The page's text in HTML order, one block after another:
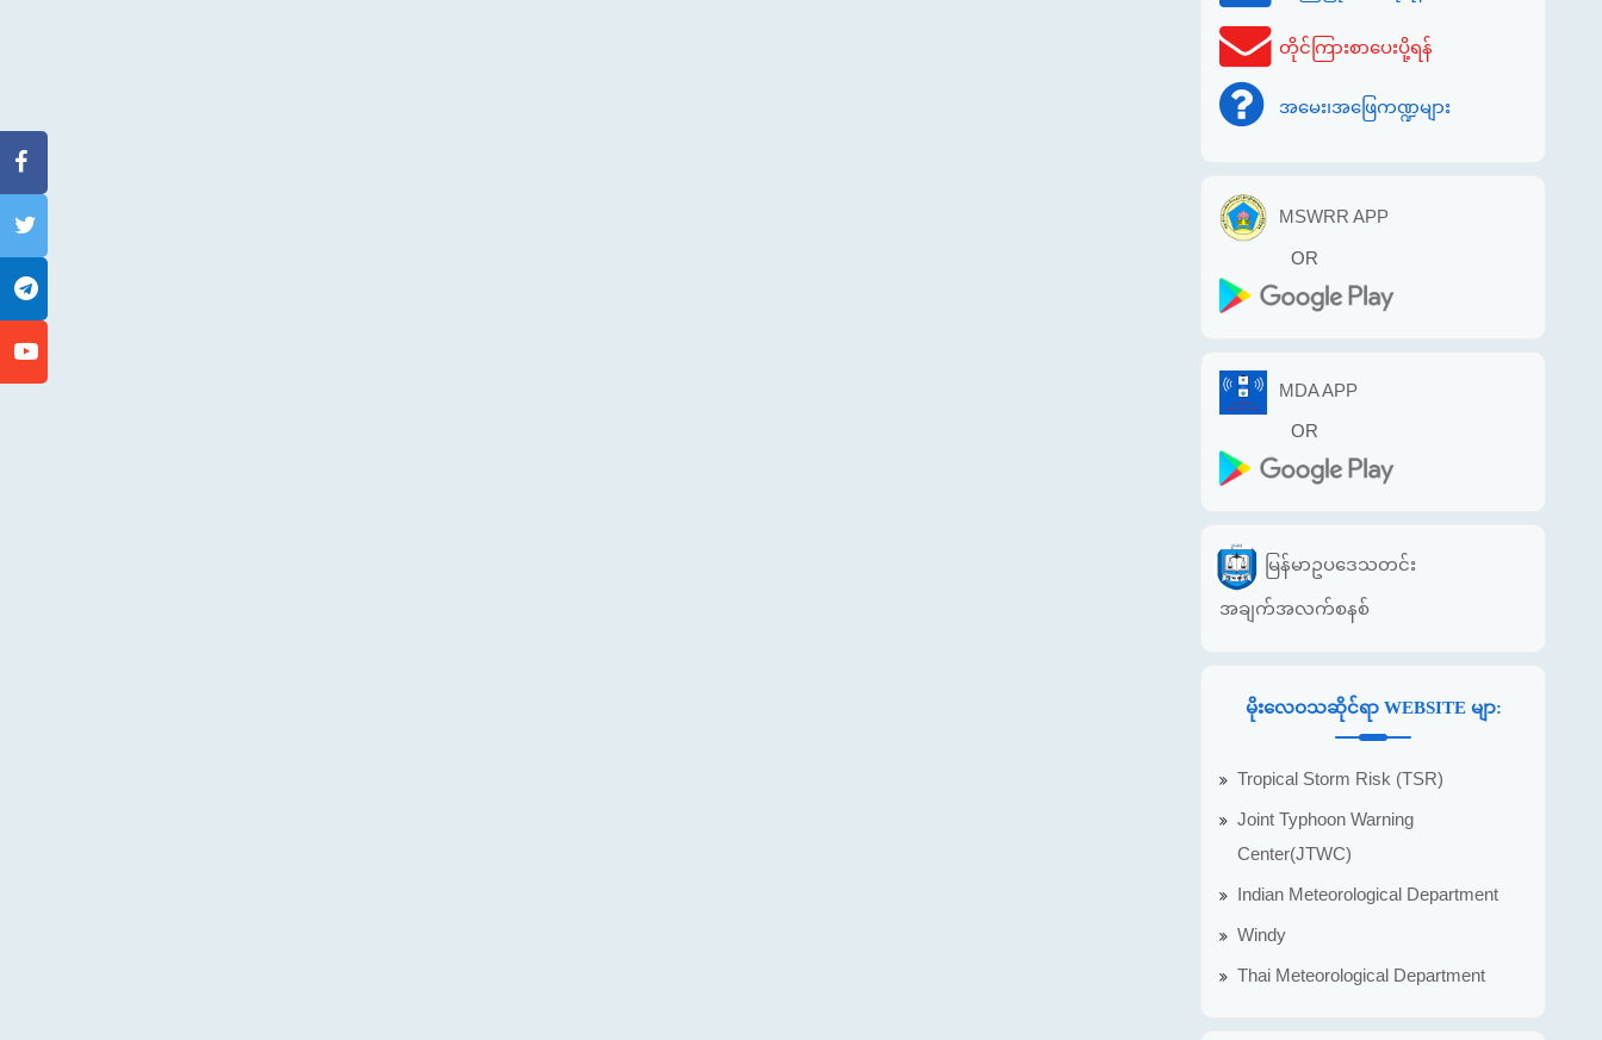
တိုင်ကြားစာပေးပို့ရန်
အမေး၊အဖြေကဏ္ဍများ
MSWRR APP
OR
MDA APP
OR
မြန်မာဥပဒေသတင်း
အချက်အလက်စနစ်
မိုးလေဝသဆိုင်ရာ WEBSITE မျာ:
Tropical Storm Risk (TSR)
Joint Typhoon Warning
Center(JTWC)
Indian Meteorological Department
Windy
Thai Meteorological Department